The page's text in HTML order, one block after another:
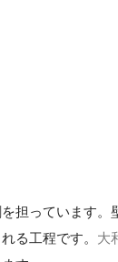
担っています
る工程です。 大